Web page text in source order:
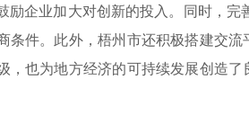
励企业加大对创新的投入。同时，
条件。此外，梧州市还积极搭建交流
，也为地方经济的可持续发展创造